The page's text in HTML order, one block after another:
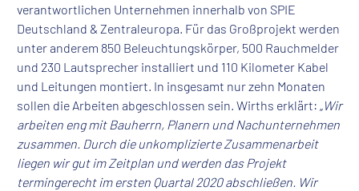
verantwortlichen Unternehmen innerhalb von SPIE
Deutschland & Zentraleuropa. Für das Großprojekt werden
unter anderem 850 Beleuchtungskörper, 500 Rauchmelder
und 230 Lautsprecher installiert und 110 Kilometer Kabel
und Leitungen montiert. In insgesamt nur zehn Monaten
sollen die Arbeiten abgeschlossen sein. Wirths erklärt: „Wir
arbeiten eng mit Bauherrn, Planern und Nachunternehmen
zusammen. Durch die unkomplizierte Zusammenarbeit
liegen wir gut im Zeitplan und werden das Projekt
termingerecht im ersten Quartal 2020 abschließen. Wir